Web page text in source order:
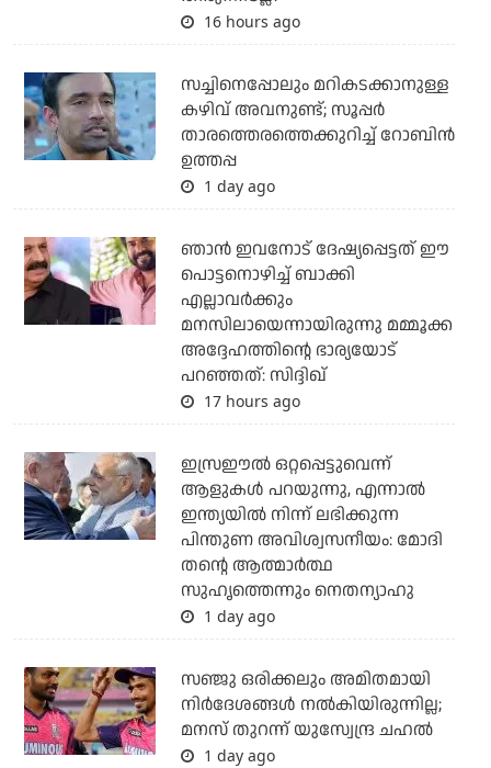
16 hours ago
സച്ചിനെപ്പോലും മറികടക്കാനുള്ള
കഴിവ് അവനുണ്ട്; സൂപ്പര്‍
താരത്തെരത്തെക്കുറിച്ച് റോബിന്‍
ഉത്തപ്പ
1 day ago
ഞാന്‍ ഇവനോട് ദേഷ്യപ്പെട്ടത് ഈ
പൊട്ടനൊഴിച്ച് ബാക്കി
എല്ലാവര്‍ക്കും
മനസിലായെന്നായിരുന്നു മമ്മൂക്ക
അദ്ദേഹത്തിന്റെ ഭാര്യയോട്
പറഞ്ഞത്: സിദ്ദിഖ്
17 hours ago
ഇസ്രഈല്‍ ഒറ്റപ്പെട്ടുവെന്ന്
ആളുകള്‍ പറയുന്നു, എന്നാല്‍
ഇന്ത്യയില്‍ നിന്ന് ലഭിക്കുന്ന
പിന്തുണ അവിശ്വസനീയം: മോദി
തന്റെ ആത്മാര്‍ത്ഥ
സുഹൃത്തെന്നും നെതന്യാഹു
1 day ago
സഞ്ജു ഒരിക്കലും അമിതമായി
നിര്‍ദേശങ്ങള്‍ നല്‍കിയിരുന്നില്ല;
മനസ് തുറന്ന് യുസ്വേന്ദ്ര ചഹല്‍
1 day ago